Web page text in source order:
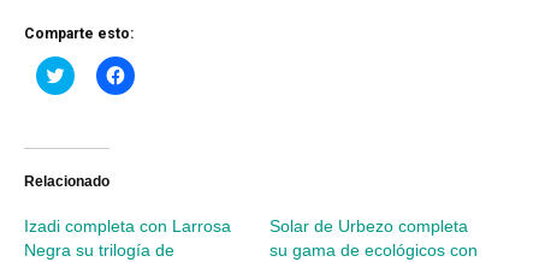
Comparte esto:
Haz
clic
Twitter
abre
ventana
nueva)
Haz
clic
ventana
nueva)
Relacionado
Izadi completa con Larrosa
Negra su trilogía de
Solar de Urbezo completa
su gama de ecológicos con